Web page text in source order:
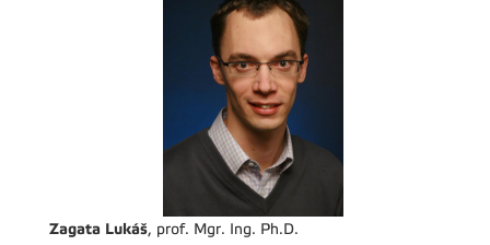
Zagata Lukáš, prof. Mgr. Ing. Ph.D.